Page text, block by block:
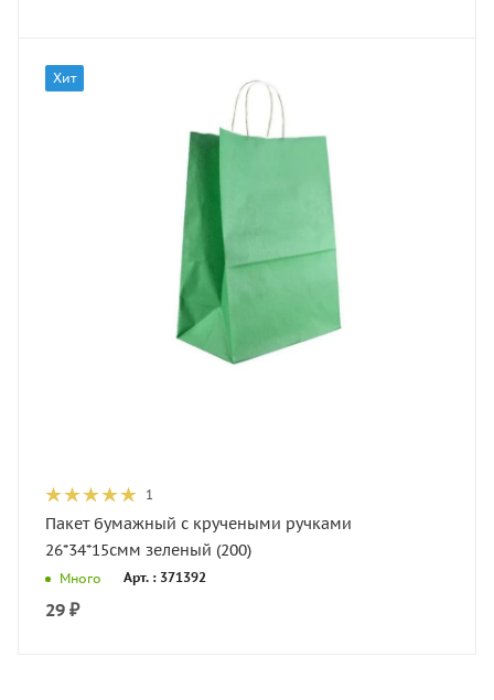
Хит
1
Пакет бумажный с кручеными ручками
26*34*15смм зеленый (200)
Много Арт. : 371392
29 ₽